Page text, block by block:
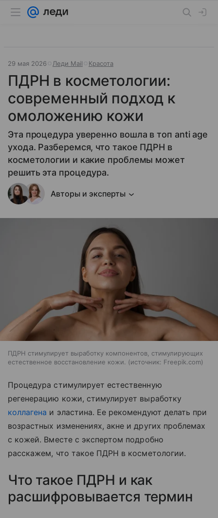
29 мая 2026 Леди Mail Красота
ПДРН в косметологии:
современный подход к
омоложению кожи
Эта процедура уверенно вошла в топ anti age
ухода. Разберемся, что такое ПДРН в
косметологии и какие проблемы может
решить эта процедура.
Авторы и эксперты
ПДРН стимулирует выработку компонентов, стимулирующих
естественное восстановление кожи.
источник: Freepik.com
Процедура стимулирует естественную
регенерацию кожи, стимулирует выработку
коллагена и эластина. Ее рекомендуют делать при
возрастных изменениях, акне и других проблемах
с кожей. Вместе с экспертом подробно
расскажем, что такое ПДРН в косметологии.
Что такое ПДРН и как
расшифровывается термин